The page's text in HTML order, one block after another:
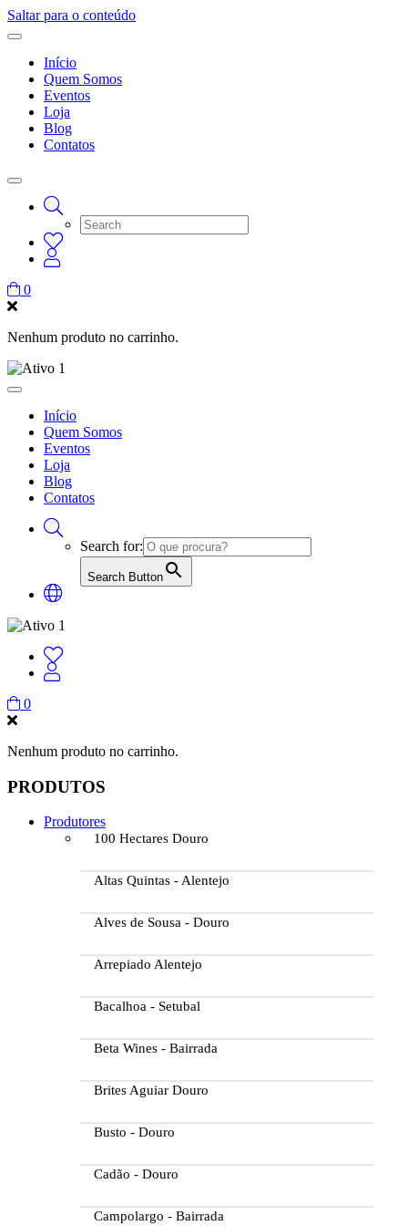
Saltar para o conteúdo
Início
Quem Somos
Eventos
Loja
Blog
Contatos
0
Nenhum produto no carrinho.
Início
Quem Somos
Eventos
Loja
Blog
Contatos
Search for:
Search Button
0
Nenhum produto no carrinho.
PRODUTOS
Produtores
100 Hectares Douro
Altas Quintas - Alentejo
Alves de Sousa - Douro
Arrepiado Alentejo
Bacalhoa - Setubal
Beta Wines - Bairrada
Brites Aguiar Douro
Busto - Douro
Cadão - Douro
Campolargo - Bairrada